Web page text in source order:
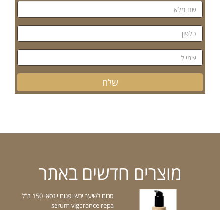
מוצרים חדשים באתר
סרום לשיער יבש ופגום יונסאי 150 מ"ל
serum vigorance repa